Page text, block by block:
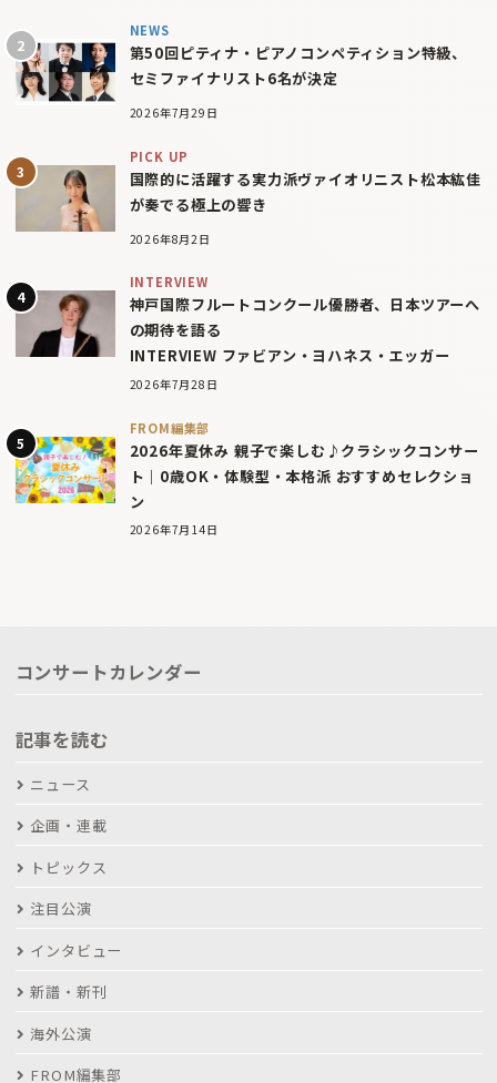
NEWS
第50回ピティナ・ピアノコンペティション特級、
セミファイナリスト6名が決定
2026年7月29日
PICK UP
国際的に活躍する実力派ヴァイオリニスト松本紘佳
が奏でる極上の響き
2026年8月2日
INTERVIEW
神戸国際フルートコンクール優勝者、日本ツアーへ
の期待を語る
INTERVIEW ファビアン・ヨハネス・エッガー
2026年7月28日
FROM編集部
2026年夏休み 親子で楽しむ♪クラシックコンサー
ト｜0歳OK・体験型・本格派 おすすめセレクショ
ン
2026年7月14日
コンサートカレンダー
記事を読む
ニュース
企画・連載
トピックス
注目公演
インタビュー
新譜・新刊
海外公演
FROM編集部